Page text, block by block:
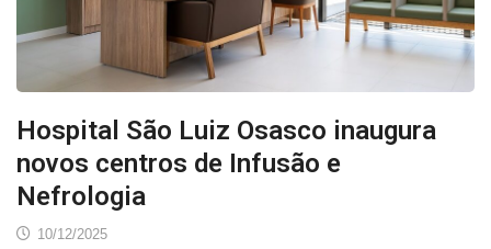
Hospital São Luiz Osasco inaugura
novos centros de Infusão e
Nefrologia
10/12/2025